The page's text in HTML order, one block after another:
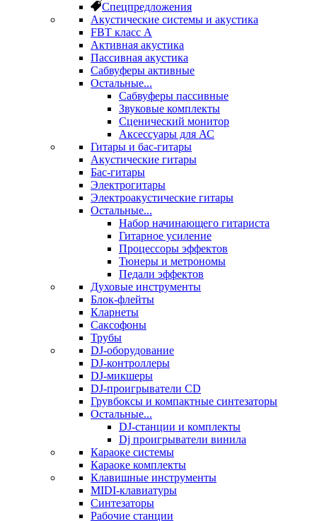
Спецпредложения
Акустические системы и акустика
FBT класс А
Активная акустика
Пассивная акустика
Сабвуферы активные
Остальные...
Сабвуферы пассивные
Звуковые комплекты
Сценический монитор
Аксессуары для АС
Гитары и бас-гитары
Акустические гитары
Бас-гитары
Электрогитары
Электроакустические гитары
Остальные...
Набор начинающего гитариста
Гитарное усиление
Процессоры эффектов
Тюнеры и метрономы
Педали эффектов
Духовые инструменты
Блок-флейты
Кларнеты
Саксофоны
Трубы
DJ-оборудование
DJ-контроллеры
DJ-микшеры
DJ-проигрыватели CD
Грувбоксы и компактные синтезаторы
Остальные...
DJ-станции и комплекты
Dj проигрыватели винила
Караоке системы
Караоке комплекты
Клавишные инструменты
MIDI-клавиатуры
Синтезаторы
Рабочие станции